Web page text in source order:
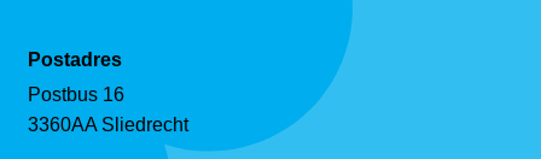
Postadres
Postbus 16
3360AA Sliedrecht